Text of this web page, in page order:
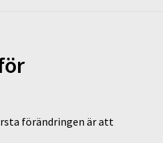
förändringen är att